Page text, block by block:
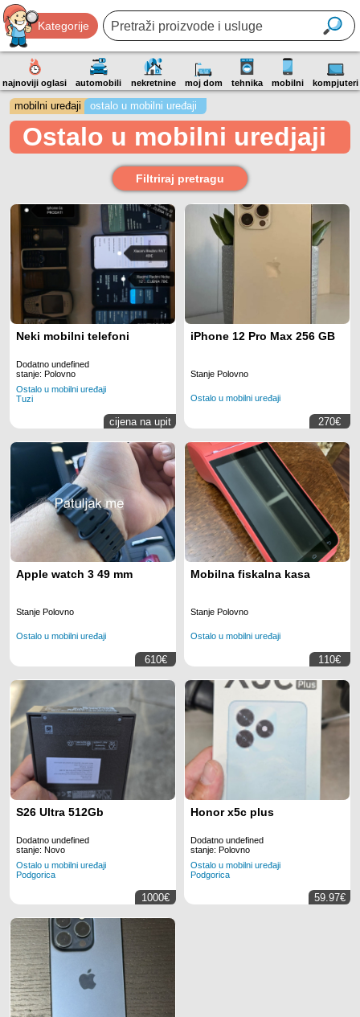
Kategorije
najnoviji oglasi automobili nekretnine moj dom tehnika mobilni kompjuteri
mobilni uređaji ostalo u mobilni uređaji
Ostalo u mobilni uredjaji
Filtriraj pretragu
Neki mobilni telefoni
Dodatno undefined
stanje: Polovno
Ostalo u mobilni uređaji
Tuzi
cijena na upit
iPhone 12 Pro Max 256 GB
Stanje Polovno
Ostalo u mobilni uređaji
270€
Apple watch 3 49 mm
Stanje Polovno
Ostalo u mobilni uređaji
610€
Mobilna fiskalna kasa
Stanje Polovno
Ostalo u mobilni uređaji
110€
S26 Ultra 512Gb
Dodatno undefined
stanje: Novo
Ostalo u mobilni uređaji
Podgorica
1000€
Honor x5c plus
Dodatno undefined
stanje: Polovno
Ostalo u mobilni uređaji
Podgorica
59.97€